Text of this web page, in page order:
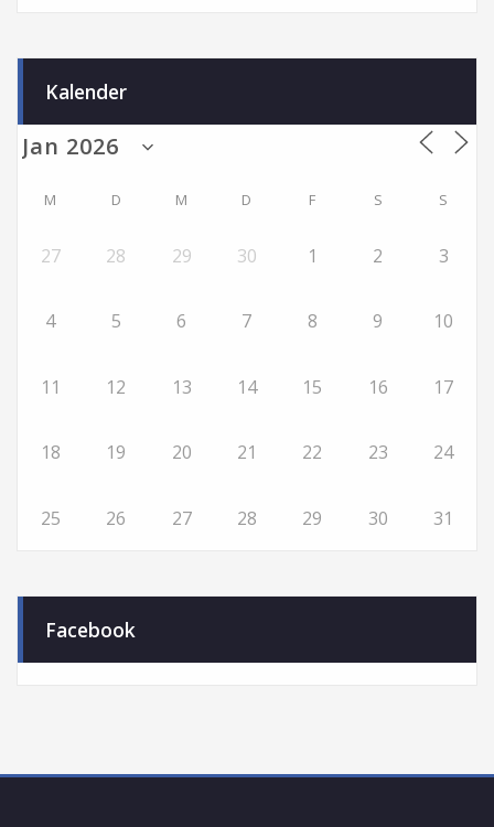
Kalender
M D M D F S S
27 28 29 30 1 2 3
4 5 6 7 8 9 10
11 12 13 14 15 16 17
18 19 20 21 22 23 24
25 26 27 28 29 30 31
Facebook